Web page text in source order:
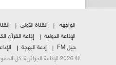
الواجهة القناة الأولى
الإذاعة الدولية
إذاعة القرآن
جيل FM
إذعة البهجة